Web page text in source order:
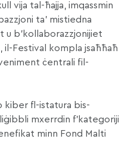
vija tal-ħajja, imqassmin
ta’ mistiedna
u b’kollaborazzjonijiet
il-Festival kompla jsaħħaħ
ċentrali fil-
kiber fl-istatura bis-
mxerrdin f’kategoriji
minn Fond Malti